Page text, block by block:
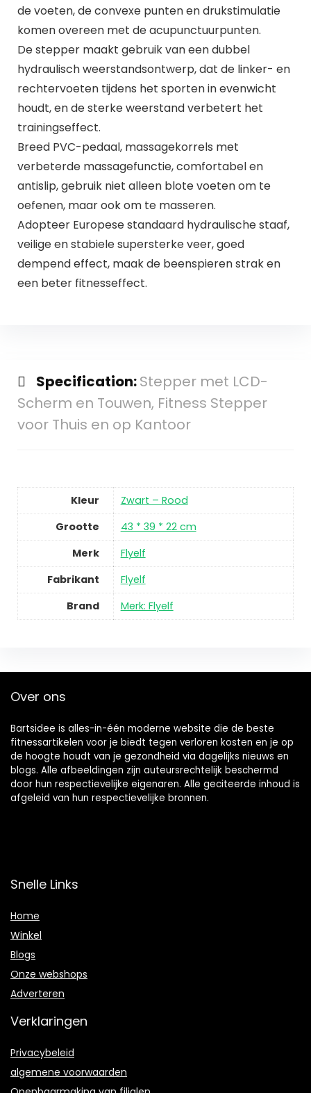
de voeten, de convexe punten en drukstimulatie
komen overeen met de acupunctuurpunten.
De stepper maakt gebruik van een dubbel
hydraulisch weerstandsontwerp, dat de linker- en
rechtervoeten tijdens het sporten in evenwicht
houdt, en de sterke weerstand verbetert het
trainingseffect.
Breed PVC-pedaal, massagekorrels met
verbeterde massagefunctie, comfortabel en
antislip, gebruik niet alleen blote voeten om te
oefenen, maar ook om te masseren.
Adopteer Europese standaard hydraulische staaf,
veilige en stabiele supersterke veer, goed
dempend effect, maak de beenspieren strak en
een beter fitnesseffect.
Specification:Stepper met LCD-
Scherm en Touwen, Fitness Stepper
voor Thuis en op Kantoor
Kleur
Zwart – Rood
Grootte
43 * 39 * 22 cm
Merk
Flyelf
Fabrikant
Flyelf
Brand
Merk: Flyelf
Over ons
Bartsidee is alles-in-één moderne website die de beste
fitnessartikelen voor je biedt tegen verloren kosten en je op
de hoogte houdt van je gezondheid via dagelijks nieuws en
blogs. Alle afbeeldingen zijn auteursrechtelijk beschermd
door hun respectievelijke eigenaren. Alle geciteerde inhoud is
afgeleid van hun respectievelijke bronnen.
Snelle Links
Home
Winkel
Blogs
Onze webshops
Adverteren
Verklaringen
Privacybeleid
algemene voorwaarden